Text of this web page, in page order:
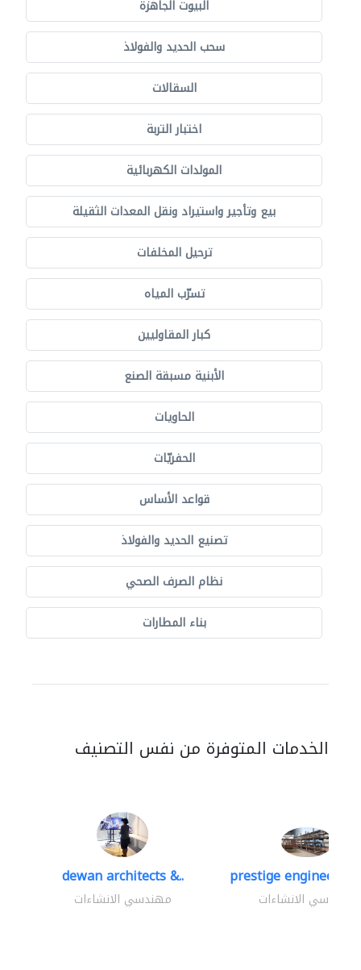
البيوت الجاهزة
سحب الحديد والفولاذ
السقالات
اختبار التربة
المولدات الكهربائية
بيع وتأجير واستيراد ونقل المعدات الثقيلة
ترحيل المخلفات
تسرّب المياه
كبار المقاوليين
الأبنية مسبقة الصنع
الحاويات
الحفريّات
قواعد الأساس
تصنيع الحديد والفولاذ
نظام الصرف الصحي
بناء المطارات
الخدمات المتوفرة من نفس التصنيف
dewan architects &..
مهندسي الانشاءات
prestige
مهندسي الانشاءات